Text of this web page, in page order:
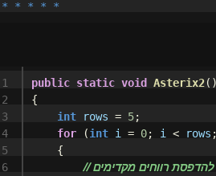
1
2
3
4
5
6
public static void Asterix2()
{
int
rows = 5;
for
(int i = 0; i < rows ;
{
להדפסת רווחים מקדימים